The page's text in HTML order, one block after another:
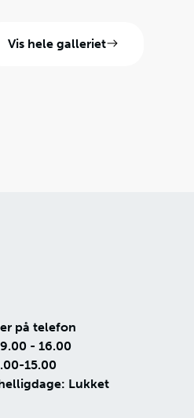
Vis hele galleriet
på telefon
- 16.00
15.00
Lukket